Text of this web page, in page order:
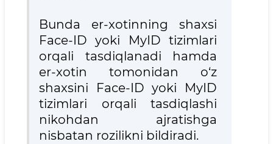
Bunda er-xotinning shaxsi
Face-ID yoki MyID tizimlari
orqali tasdiqlanadi hamda
er-xotin tomonidan o‘z
shaxsini Face-ID yoki MyID
tizimlari orqali tasdiqlashi
nikohdan ajratishga
nisbatan rozilikni bildiradi.